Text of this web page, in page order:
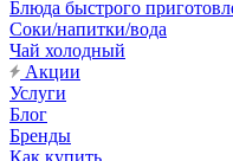
Блюда быстрого
Соки/напитки/вода
Чай холодный
Акции
Услуги
Блог
Бренды
Как купить